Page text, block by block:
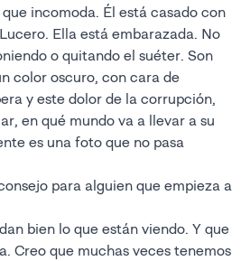
incomoda. Él está casado con
Ella está embarazada. No
o quitando el suéter. Son
color oscuro, con cara de
y este dolor de la corrupción,
en qué mundo va a llevar a su
es una foto que no pasa
para alguien que empieza a
bien lo que están viendo. Y que
Creo que muchas veces tenemos